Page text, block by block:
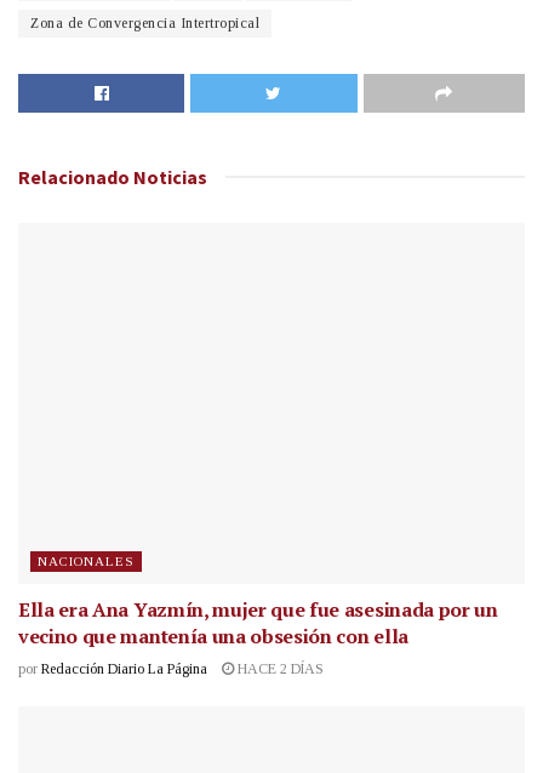
Zona de Convergencia Intertropical
Relacionado Noticias
NACIONALES
Ella era Ana Yazmín, mujer que fue asesinada por un
vecino que mantenía una obsesión con ella
por Redacción Diario La Página HACE 2 DÍAS